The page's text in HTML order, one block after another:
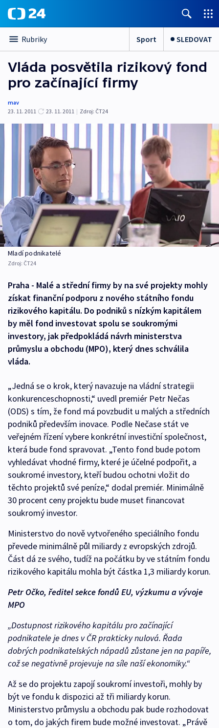
Rubriky Sport SLEDOVAT
Vláda posvětila rizikový fond
pro začínající firmy
mav
23. 11. 2011
23. 11. 2011 | Zdroj: ČT24
Mladí podnikatelé
Zdroj: ČT24
Praha - Malé a střední firmy by na své projekty mohly
získat finanční podporu z nového státního fondu
rizikového kapitálu. Do podniků s nízkým kapitálem
by měl fond investovat spolu se soukromými
investory, jak předpokládá návrh ministerstva
průmyslu a obchodu (MPO), který dnes schválila
vláda.
„Jedná se o krok, který navazuje na vládní strategii
konkurenceschopnosti,“ uvedl premiér Petr Nečas
(ODS) s tím, že fond má povzbudit u malých a středních
podniků především inovace. Podle Nečase stát ve
veřejném řízení vybere konkrétní investiční společnost,
která bude fond spravovat. „Tento fond bude potom
vyhledávat vhodné firmy, které je účelné podpořit, a
soukromé investory, kteří budou ochotni vložit do
těchto projektů své peníze,“ dodal premiér. Minimálně
30 procent ceny projektu bude muset financovat
soukromý investor.
Ministerstvo do nově vytvořeného speciálního fondu
převede minimálně půl miliardy z evropských zdrojů.
Část dá ze svého, tudíž na počátku by ve státním fondu
rizikového kapitálu mohla být částka 1,3 miliardy korun.
Petr Očko, ředitel sekce fondů EU, výzkumu a vývoje
MPO
„Dostupnost rizikového kapitálu pro začínající
podnikatele je dnes v ČR prakticky nulová. Řada
dobrých podnikatelských nápadů zůstane jen na papíře,
což se negativně projevuje na síle naší ekonomiky.“
Až se do projektu zapojí soukromí investoři, mohly by
být ve fondu k dispozici až tři miliardy korun.
Ministerstvo průmyslu a obchodu pak bude rozhodovat
o tom, do jakých firem bude možné investovat. „Právě